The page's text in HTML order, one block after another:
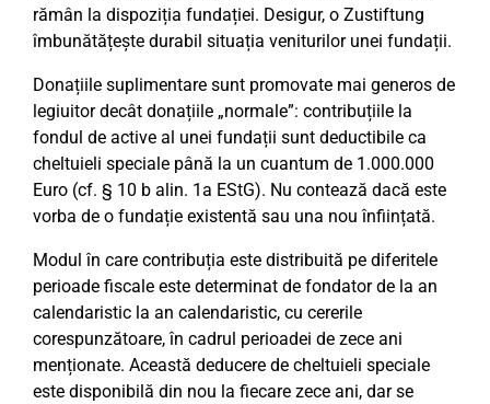
rămân la dispoziția fundației. Desigur, o Zustiftung
îmbunătățește durabil situația veniturilor unei fundații.
Donațiile suplimentare sunt promovate mai generos de
legiuitor decât donațiile „normale”: contribuțiile la
fondul de active al unei fundații sunt deductibile ca
cheltuieli speciale până la un cuantum de 1.000.000
Euro (cf. § 10 b alin. 1a EStG). Nu contează dacă este
vorba de o fundație existentă sau una nou înființată.
Modul în care contribuția este distribuită pe diferitele
perioade fiscale este determinat de fondator de la an
calendaristic la an calendaristic, cu cererile
corespunzătoare, în cadrul perioadei de zece ani
menționate. Această deducere de cheltuieli speciale
este disponibilă din nou la fiecare zece ani, dar se